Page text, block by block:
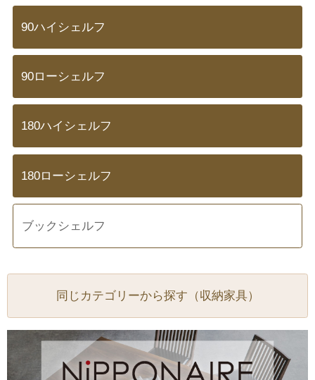
90ハイシェルフ
90ローシェルフ
180ハイシェルフ
180ローシェルフ
ブックシェルフ
同じカテゴリーから探す（収納家具）